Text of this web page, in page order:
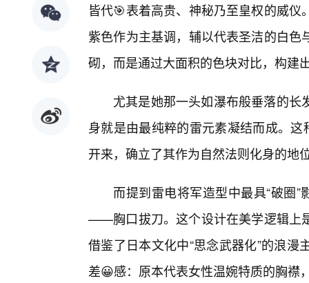
皆代🎯表着高贵、神秘乃至皇权的威
紫色作为主基调，辅以代表圣洁的白
砌，而是通过大面积的色块对比，构建
尤其是她那一头如瀑布般垂落的
身就是由最纯粹的雷元素凝结而成。
开来，确立了其作为自然法则化身的地
而提到雷电将军造型中最具“破圈
——胸口拔刀。这个设计在美学逻辑上
借鉴了日本文化中“思念武器化”的浪
差😀感：原本代表女性温婉特质的胸襟